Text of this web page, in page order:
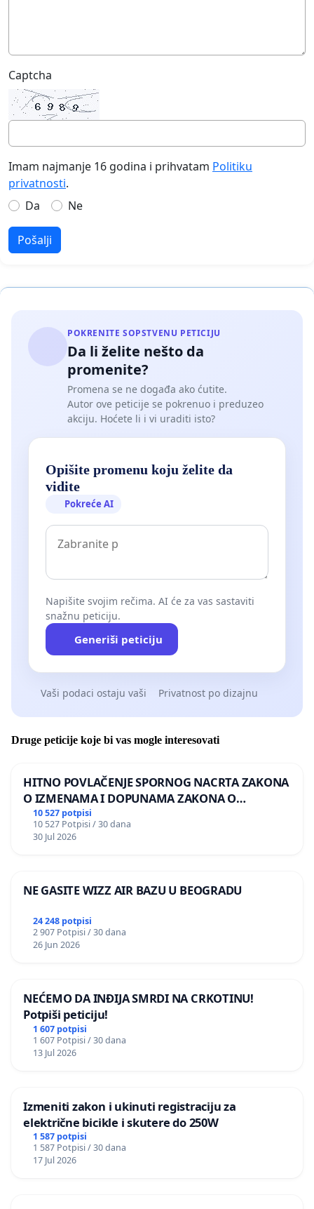
Captcha
Imam najmanje 16 godina i prihvatam Politiku
privatnosti.
Da
Ne
Pošalji
POKRENITE SOPSTVENU PETICIJU
Da li želite nešto da
promenite?
Promena se ne događa ako ćutite.
Autor ove peticije se pokrenuo i preduzeo
akciju. Hoćete li i vi uraditi isto?
Opišite promenu koju želite da
vidite
Pokreće AI
Napišite svojim rečima. AI će za vas sastaviti
snažnu peticiju.
Generiši peticiju
Vaši podaci ostaju vaši Privatnost po dizajnu
Druge peticije koje bi vas mogle interesovati
HITNO POVLAČENJE SPORNOG NACRTA ZAKONA
O IZMENAMA I DOPUNAMA ZAKONA O
DOBROBITI ŽIVOTINJA
10 527 potpisi
10 527 Potpisi / 30 dana
30 Jul 2026
NE GASITE WIZZ AIR BAZU U BEOGRADU
24 248 potpisi
2 907 Potpisi / 30 dana
26 Jun 2026
NEĆEMO DA INĐIJA SMRDI NA CRKOTINU!
Potpiši peticiju!
1 607 potpisi
1 607 Potpisi / 30 dana
13 Jul 2026
Izmeniti zakon i ukinuti registraciju za
električne bicikle i skutere do 250W
1 587 potpisi
1 587 Potpisi / 30 dana
17 Jul 2026